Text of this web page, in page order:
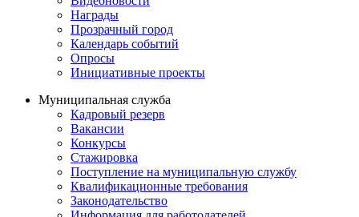
Награды
Прозрачный город
Календарь событий
Опросы
Инициативные проекты
Муниципальная служба
Кадровый резерв
Вакансии
Конкурсы
Стажировка
Поступление на муниципальную службу
Квалификационные требования
Законодательство